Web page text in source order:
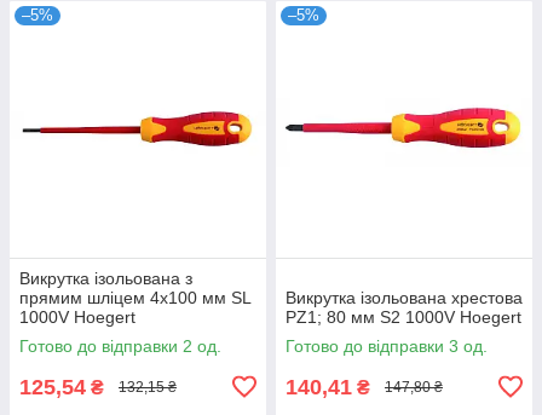
–5%
Викрутка ізольована з
прямим шліцем 4x100 мм SL
1000V Hoegert
Готово до відправки 2 од.
125,54 ₴ 132,15 ₴
–5%
Викрутка ізольована хрестова
PZ1; 80 мм S2 1000V Hoegert
Готово до відправки 3 од.
140,41 ₴ 147,80 ₴